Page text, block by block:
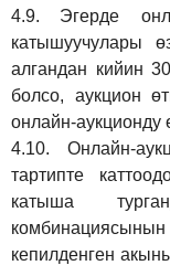
4.9.
Эгерде
катышуучулары
алгандан кийин
болсо, аукцион
онлайн-аукционду
4.10.
Онлайн-
тартипте
катыша
кепилденген